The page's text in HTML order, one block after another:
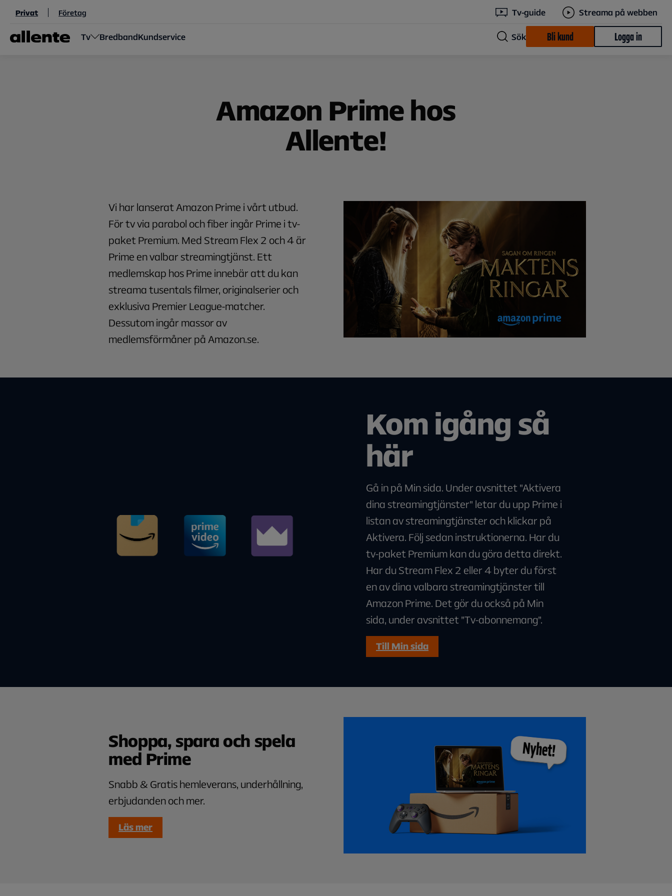
Hoppa till huvudinnehåll
Privat Företag Tv-guide Streama på webben
Tv BredbandKundservice Sök Bli kund Logga in
Amazon Prime hos
Allente!
Vi har lanserat Amazon Prime i vårt utbud.
För tv via parabol och fiber ingår Prime i tv-
paket Premium. Med Stream Flex 2 och 4 är
Prime en valbar streamingtjänst. Ett
medlemskap hos Prime innebär att du kan
streama tusentals filmer, originalserier och
exklusiva Premier League-matcher.
Dessutom ingår massor av
medlemsförmåner på Amazon.se.
Kom igång så
här
Gå in på Min sida. Under avsnittet "Aktivera
dina streamingtjänster" letar du upp Prime i
listan av streamingtjänster och klickar på
Aktivera. Följ sedan instruktionerna. Har du
tv-paket Premium kan du göra detta direkt.
Har du Stream Flex 2 eller 4 byter du först
en av dina valbara streamingtjänster till
Amazon Prime. Det gör du också på Min
sida, under avsnittet ”Tv-abonnemang”.
Till Min sida
Shoppa, spara och spela
med Prime
Snabb & Gratis hemleverans, underhållning,
erbjudanden och mer.
Läs mer